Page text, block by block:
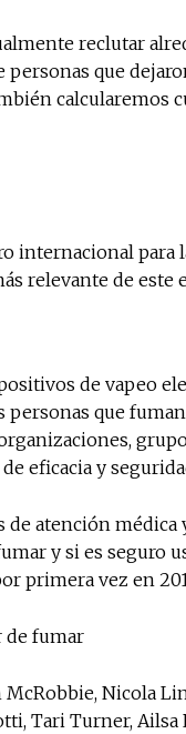
reclutar
que
calcularemos
internacional
relevante de este
de vapeo
que
eficacia y
atención
y si es seguro
primera vez en
de fumar
McRobbie, Nicola
Tari Turner, Ailsa